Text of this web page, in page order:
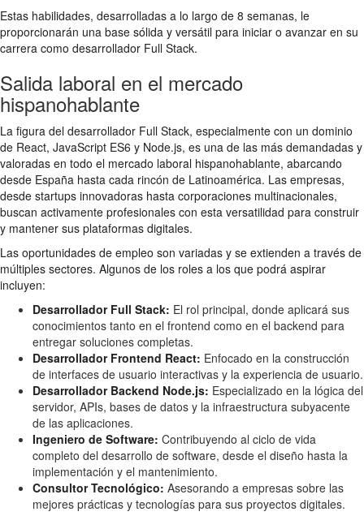
Estas habilidades, desarrolladas a lo largo de 8 semanas, le
proporcionarán una base sólida y versátil para iniciar o avanzar en su
carrera como desarrollador Full Stack.
Salida laboral en el mercado
hispanohablante
La figura del desarrollador Full Stack, especialmente con un dominio
de React, JavaScript ES6 y Node.js, es una de las más demandadas y
valoradas en todo el mercado laboral hispanohablante, abarcando
desde España hasta cada rincón de Latinoamérica. Las empresas,
desde startups innovadoras hasta corporaciones multinacionales,
buscan activamente profesionales con esta versatilidad para construir
y mantener sus plataformas digitales.
Las oportunidades de empleo son variadas y se extienden a través de
múltiples sectores. Algunos de los roles a los que podrá aspirar
incluyen:
Desarrollador Full Stack: El rol principal, donde aplicará sus
conocimientos tanto en el frontend como en el backend para
entregar soluciones completas.
Desarrollador Frontend React: Enfocado en la construcción
de interfaces de usuario interactivas y la experiencia de usuario.
Desarrollador Backend Node.js: Especializado en la lógica del
servidor, APIs, bases de datos y la infraestructura subyacente
de las aplicaciones.
Ingeniero de Software: Contribuyendo al ciclo de vida
completo del desarrollo de software, desde el diseño hasta la
implementación y el mantenimiento.
Consultor Tecnológico: Asesorando a empresas sobre las
mejores prácticas y tecnologías para sus proyectos digitales.